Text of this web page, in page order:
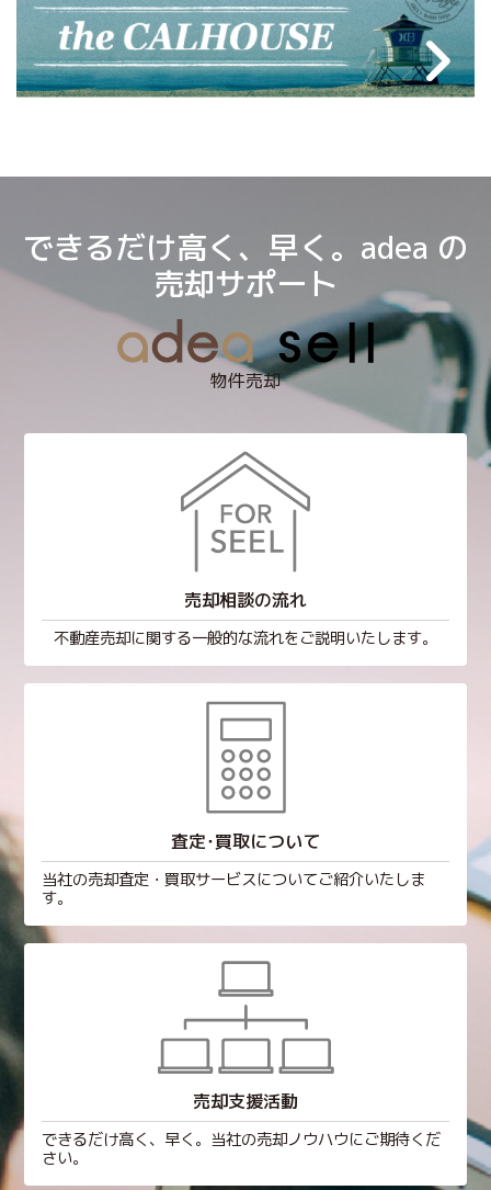
できるだけ高く、早く。adea の
売却サポート
物件売却
売却相談の流れ
不動産売却に関する一般的な流れをご説明いたします。
査定･買取について
当社の売却査定・買取サービスについてご紹介いたしま
す。
売却支援活動
できるだけ高く、早く。当社の売却ノウハウにご期待くだ
さい。